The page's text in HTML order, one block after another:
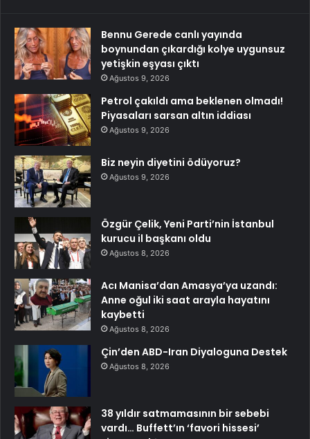
Bennu Gerede canlı yayında
boynundan çıkardığı kolye uygunsuz
yetişkin eşyası çıktı
Ağustos 9, 2026
Petrol çakıldı ama beklenen olmadı!
Piyasaları sarsan altın iddiası
Ağustos 9, 2026
Biz neyin diyetini ödüyoruz?
Ağustos 9, 2026
Özgür Çelik, Yeni Parti’nin İstanbul
kurucu il başkanı oldu
Ağustos 8, 2026
Acı Manisa’dan Amasya’ya uzandı:
Anne oğul iki saat arayla hayatını
kaybetti
Ağustos 8, 2026
Çin’den ABD-Iran Diyaloguna Destek
Ağustos 8, 2026
38 yıldır satmamasının bir sebebi
vardı… Buffett’ın ‘favori hissesi’